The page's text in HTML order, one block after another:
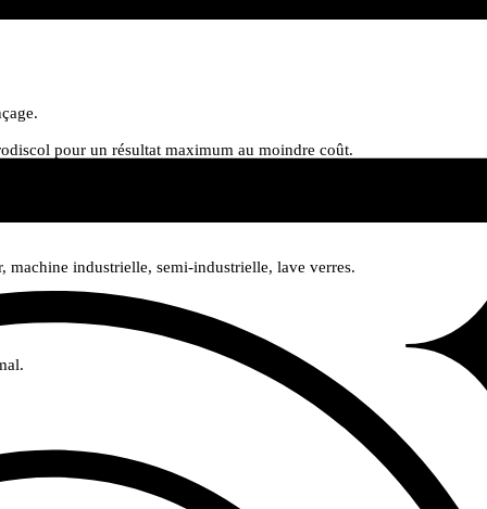
pour un résultat maximum au moindre coût.
machine industrielle, semi-industrielle, lave verres.